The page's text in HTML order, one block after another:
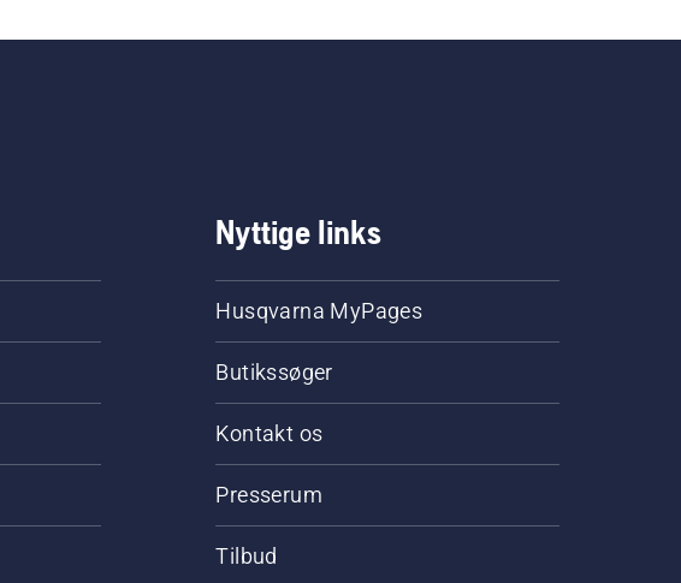
Nyttige links
Husqvarna MyPages
Butikssøger
Kontakt os
Presserum
Tilbud